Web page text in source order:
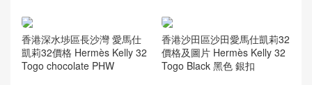
香港深水埗區長沙灣 愛馬仕
凱莉32價格 Hermès Kelly 32
Togo chocolate PHW
香港沙田區沙田愛馬仕凱莉32
價格及圖片 Hermès Kelly 32
Togo Black 黑色 銀扣